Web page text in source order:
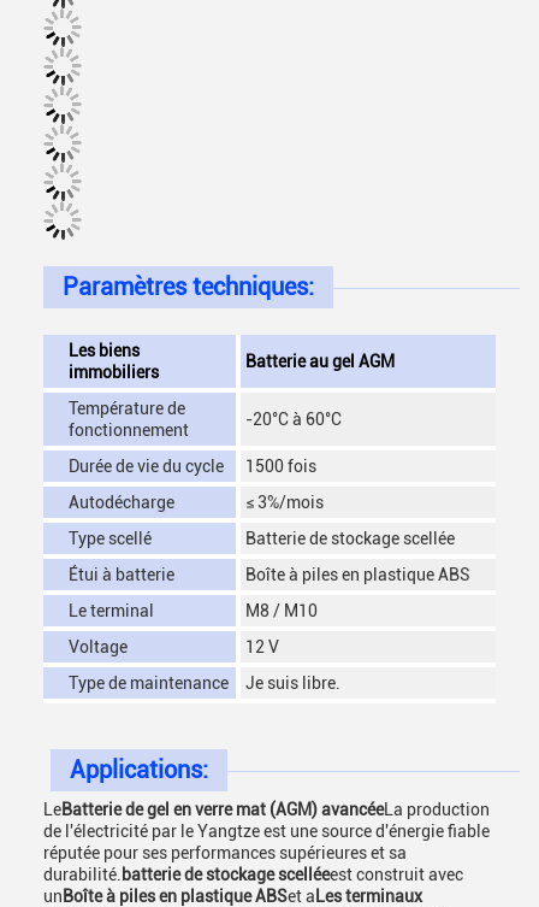
Paramètres techniques:
Les biens
immobiliers
Batterie au gel AGM
Température de
fonctionnement
-20°C à 60°C
Durée de vie du cycle
1500 fois
Autodécharge
≤ 3%/mois
Type scellé
Batterie de stockage scellée
Étui à batterie
Boîte à piles en plastique ABS
Le terminal
M8 / M10
Voltage
12 V
Type de maintenance
Je suis libre.
Applications:
LeBatterie de gel en verre mat (AGM) avancéeLa production
de l'électricité par le Yangtze est une source d'énergie fiable
réputée pour ses performances supérieures et sa
durabilité. batterie de stockage scelléeest construit avec
un Boîte à piles en plastique ABSet a Les terminaux